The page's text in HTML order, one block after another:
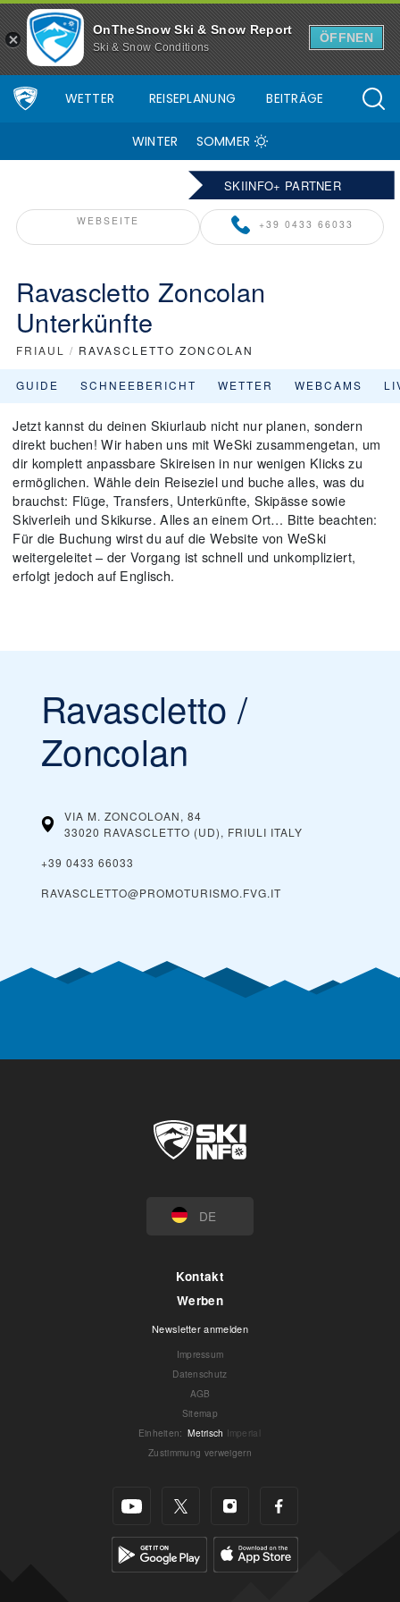
OnTheSnow Ski & Snow Report
Ski & Snow Conditions
ÖFFNEN
WETTER REISEPLANUNG BEITRÄGE
WINTER SOMMER
SKIINFO+ PARTNER
WEBSEITE +39 0433 66033
Ravascletto Zoncolan
Unterkünfte
FRIAUL / RAVASCLETTO ZONCOLAN
GUIDE SCHNEEBERICHT WETTER WEBCAMS
Jetzt kannst du deinen Skiurlaub nicht nur planen, sondern
direkt buchen! Wir haben uns mit WeSki zusammengetan, um
dir komplett anpassbare Skireisen in nur wenigen Klicks zu
ermöglichen. Wähle dein Reiseziel und buche alles, was du
brauchst: Flüge, Transfers, Unterkünfte, Skipässe sowie
Skiverleih und Skikurse. Alles an einem Ort… Bitte beachten:
Für die Buchung wirst du auf die Website von WeSki
weitergeleitet – der Vorgang ist schnell und unkompliziert,
erfolgt jedoch auf Englisch.
Ravascletto /
Zoncolan
VIA M. ZONCOLOAN, 84
33020 RAVASCLETTO (UD), FRIULI ITALY
+39 0433 66033
RAVASCLETTO@PROMOTURISMO.FVG.IT
DE
Kontakt
Werben
Newsletter anmelden
Impressum
Datenschutz
AGB
Sitemap
Einheiten: Metrisch Imperial
Zustimmung verweigern